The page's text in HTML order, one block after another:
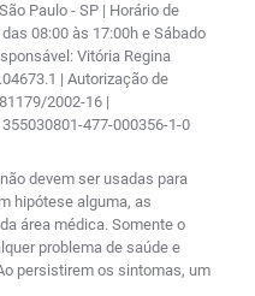
Paulo - SP | Horário de
08:00 às 17:00h e Sábado
Vitória Regina
| Autorização de
2002-16 |
477-000356-1-0
devem ser usadas para
hipótese alguma, as
área médica. Somente o
problema de saúde e
persistirem os sintomas, um